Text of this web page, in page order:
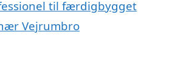
til færdigbygget
Vejrumbro